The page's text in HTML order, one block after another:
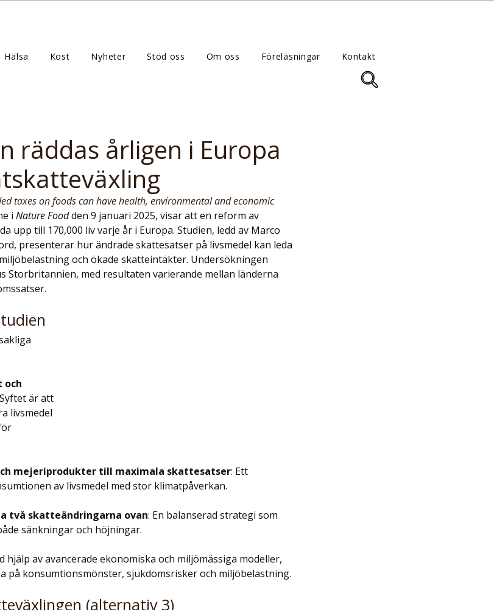
Hälsa Kost Nyheter Stöd oss Om oss Föreläsningar Kontakt
räddas årligen i Europa
taxes on foods can have health, environmental and economic
i Nature Food den 9 januari 2025, visar att en reform av
upp till 170,000 liv varje år i Europa. Studien, ledd av Marco
presenterar hur ändrade skattesatser på livsmedel kan leda
och ökade skatteintäkter. Undersökningen
Storbritannien, med resultaten varierande mellan länderna
och
är att
livsmedel
mejeriprodukter till maximala skattesatser: Ett
av livsmedel med stor klimatpåverkan.
två skatteändringarna ovan: En balanserad strategi som
sänkningar och höjningar.
hjälp av avancerade ekonomiska och miljömässiga modeller,
på konsumtionsmönster, sjukdomsrisker och miljöbelastning.
(alternativ 3)